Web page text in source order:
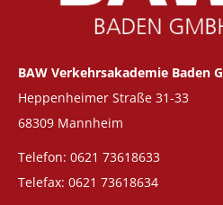
BAW Verkehrsakademie Baden
Heppenheimer Straße 31-33
68309 Mannheim
Telefon: 0621 73618633
Telefax: 0621 73618634